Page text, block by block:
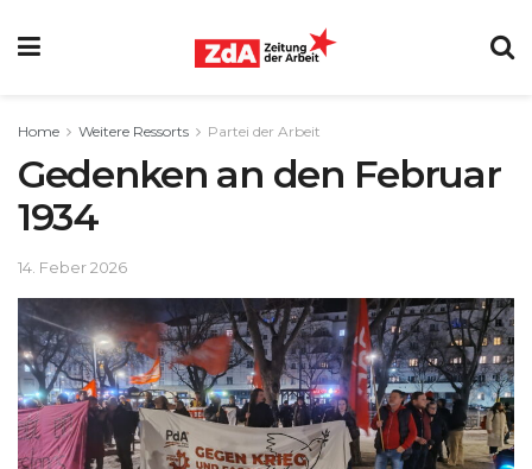
Home Weitere Ressorts Partei der Arbeit
Gedenken an den Februar
1934
14. Feber 2026